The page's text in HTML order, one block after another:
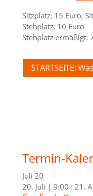
Sitzplatz: 15 Euro,
Stehplatz: 10 Euro
Stehplatz ermäßigt:
STARTSEITE:
Termin-
Juli 20
20. Juli | 9:00 : 21.